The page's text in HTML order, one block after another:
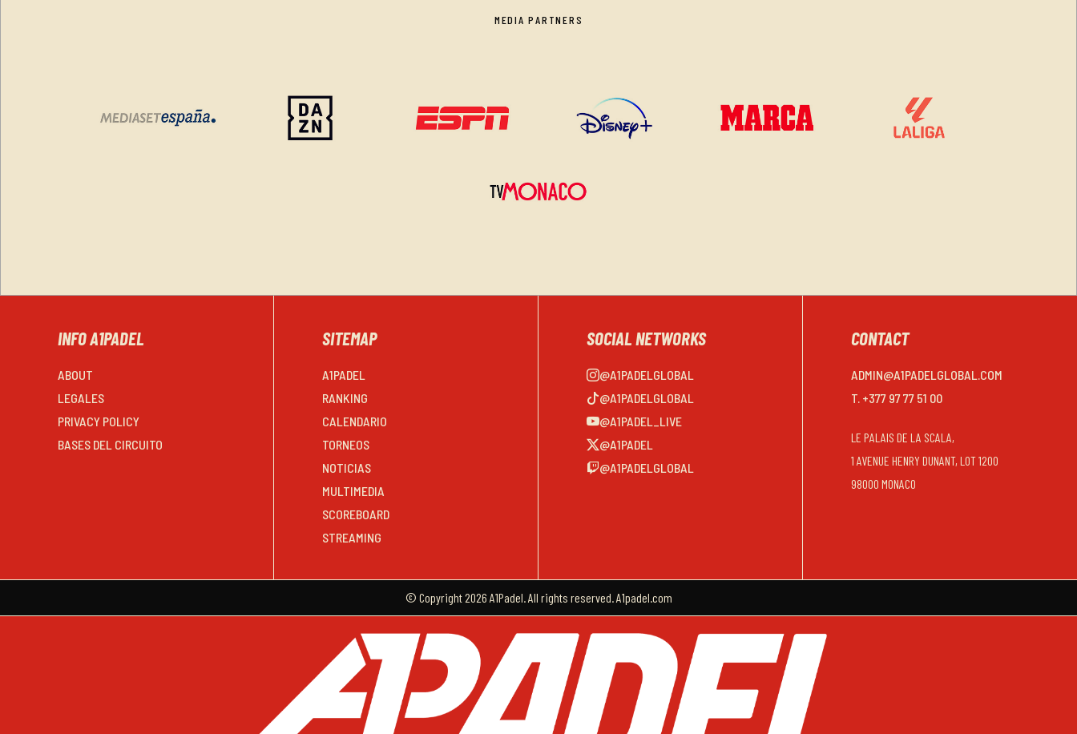
MEDIA PARTNERS
INFO A1PADEL
ABOUT
LEGALES
PRIVACY POLICY
BASES DEL CIRCUITO
SITEMAP
A1PADEL
RANKING
CALENDARIO
TORNEOS
NOTICIAS
MULTIMEDIA
SCOREBOARD
STREAMING
SOCIAL NETWORKS
@A1PADELGLOBAL
@A1PADELGLOBAL
@A1PADEL_LIVE
@A1PADEL
@A1PADELGLOBAL
CONTACT
ADMIN@A1PADELGLOBAL.COM
T. +377 97 77 51 00
LE PALAIS DE LA SCALA,
1 AVENUE HENRY DUNANT, LOT 1200
98000 MONACO
© Copyright 2026 A1Padel. All rights reserved. A1padel.com